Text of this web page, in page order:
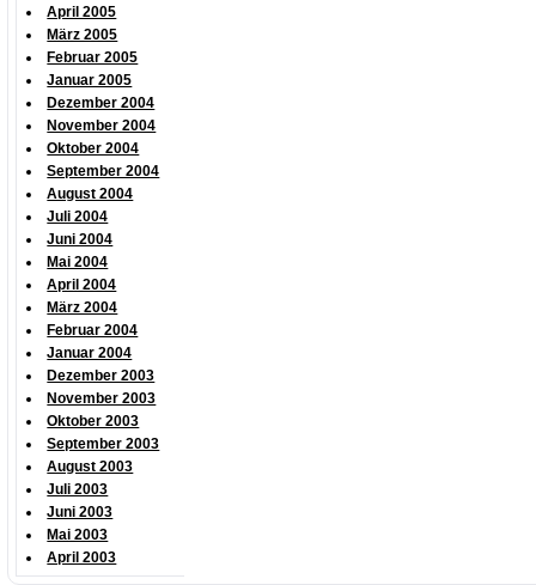
April 2005
März 2005
Februar 2005
Januar 2005
Dezember 2004
November 2004
Oktober 2004
September 2004
August 2004
Juli 2004
Juni 2004
Mai 2004
April 2004
März 2004
Februar 2004
Januar 2004
Dezember 2003
November 2003
Oktober 2003
September 2003
August 2003
Juli 2003
Juni 2003
Mai 2003
April 2003